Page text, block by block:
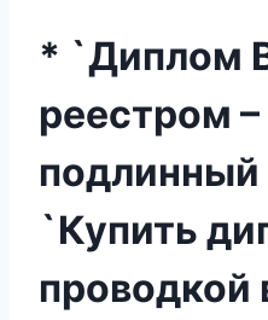
* `Диплом
реестром
`Купить
проводкой